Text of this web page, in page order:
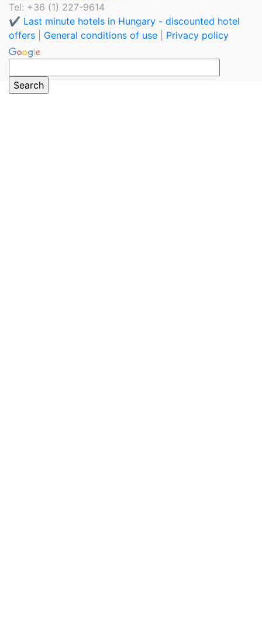
Tel: +36 (1) 227-9614
✔️ Last minute hotels in Hungary - discounted hotel
offers
General conditions of use Privacy policy